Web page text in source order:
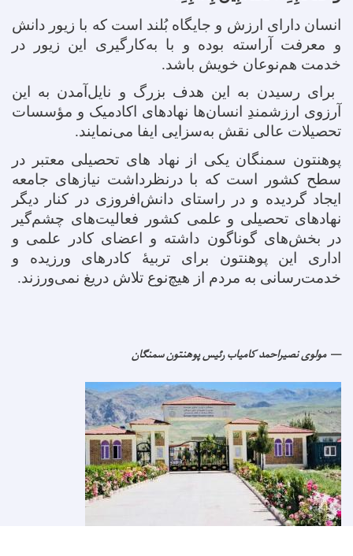
انسان دارای ارزش و جایگاه بُلند است که با زیور دانش
و معرفت آراسته بوده و با به‌کارگیری این زیور در
خدمت هم‌نوعان خویش باشد.
برای رسیدن به این هدف بزرگ و نایل‌آمدن به این
آرزوی ارزشمندِ انسان‌ها نهادهای اکادمیک و مؤسسات
تحصیلات عالی نقش به‌سزایی ایفا می‌نمایند.
پوهنتون سمنگان یکی از نهاد های تحصیلی معتبر در
سطح کشور است که با درنظرداشت نیازهای جامعه
ایجاد گردیده و در راستای دانش‌افروزی در کنار دیگر
نهادهای تحصیلی و علمی کشور فعالیت‌های چشم‌گیر
در بخش‌های گوناگون داشته و اعضای کادر علمی و
اداری این پوهنتون برای تربیهٔ کادرهای ورزیده و
خدمت‌رسانی به مردم از هیچ‌نوع تلاش دریغ نمی‌ورزند.
مولوی نصیراحمد کامیاب رئیس پوهنتون سمنگان